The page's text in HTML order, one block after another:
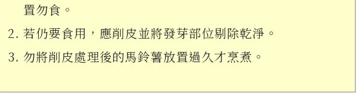
置勿食。
若仍要食用，應削皮並將發芽部位剔除乾淨。
勿將削皮處理後的馬鈴薯放置過久才烹煮。